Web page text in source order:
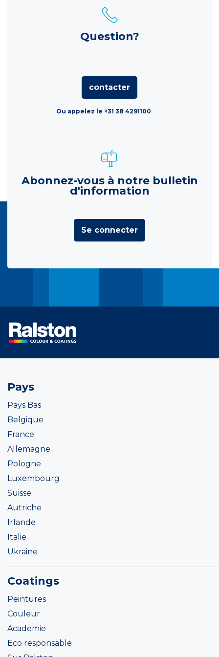
Question?
contacter
Ou appelez le +31 38 4291100
Abonnez-vous à notre bulletin
d'information
Se connecter
Pays
Pays Bas
Belgique
France
Allemagne
Pologne
Luxembourg
Suisse
Autriche
Irlande
Italie
Ukraine
Coatings
Peintures
Couleur
Academie
Eco responsable